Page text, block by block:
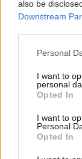
also be
Downstream
Please note
not limited to
grant or deny
use your data
consent section.
Personal
I want to
personal
Opted In
I want to
Personal
Opted In
kihívója, a